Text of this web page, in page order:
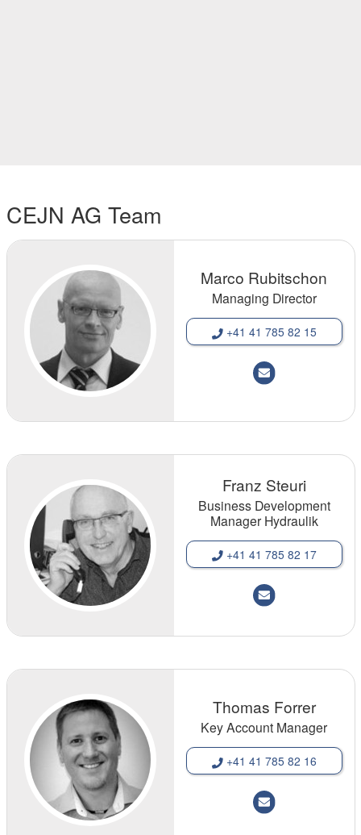
CEJN AG Team
Marco Rubitschon
Managing Director
+41 41 785 82 15
Franz Steuri
Business Development
Manager Hydraulik
+41 41 785 82 17
Thomas Forrer
Key Account Manager
+41 41 785 82 16